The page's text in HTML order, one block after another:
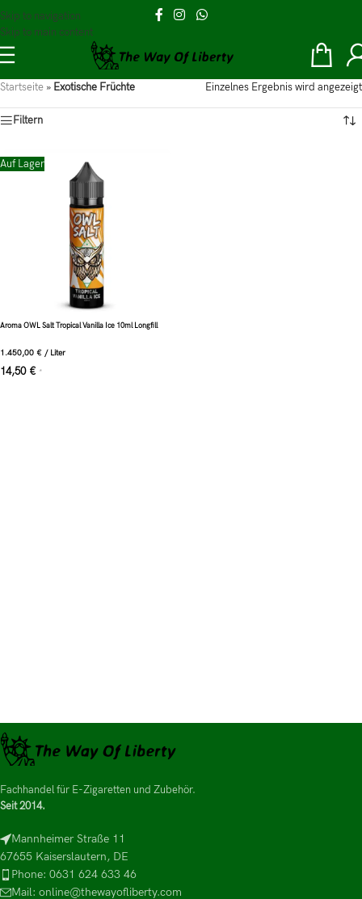
Skip to navigation
Skip to main content
Startseite » Exotische Früchte Einzelnes Ergebnis wird angezeigt
Filtern
Auf Lager
Aroma OWL Salt Tropical Vanilla Ice 10ml Longfill
1.450,00 € / Liter
14,50 € *
Fachhandel für E-Zigaretten und Zubehör.
Seit 2014.
Mannheimer Straße 11
67655 Kaiserslautern, DE
Phone: 0631 624 633 46
Mail: online@thewayofliberty.com